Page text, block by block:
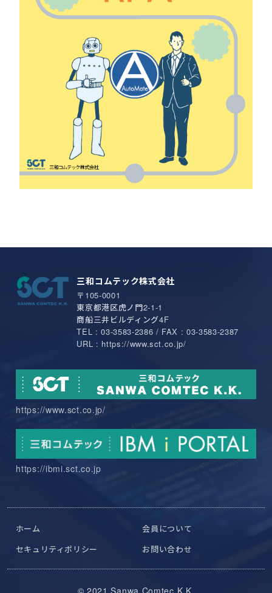
三和コムテック株式会社
〒105-0001
東京都港区虎ノ門2-1-1
商船三井ビルディング4F
TEL : 03-3583-2386 / FAX : 03-3583-2387
URL : https://www.sct.co.jp/
https://www.sct.co.jp/
https://ibmi.sct.co.jp
ホーム
会員について
セキュリティポリシー
お問い合わせ
© 2021 Sanwa Comtec K.K.